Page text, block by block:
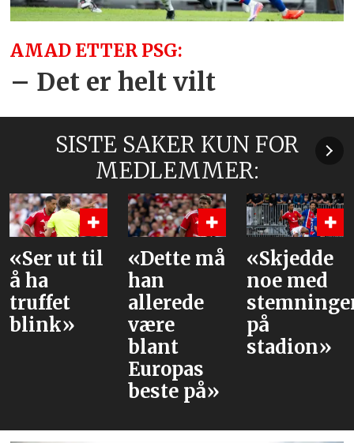
AMAD ETTER PSG:
– Det er helt vilt
SISTE SAKER KUN FOR
MEDLEMMER:
«Dette må
han
allerede
være
«Skjedde
noe med
stemningen
på
stadion»
Dette er
PSG-
stjernene
United
trolig